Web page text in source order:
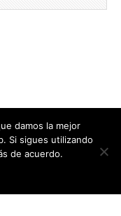
y Entrenamiento
damos la mejor
Si sigues utilizando
de acuerdo.